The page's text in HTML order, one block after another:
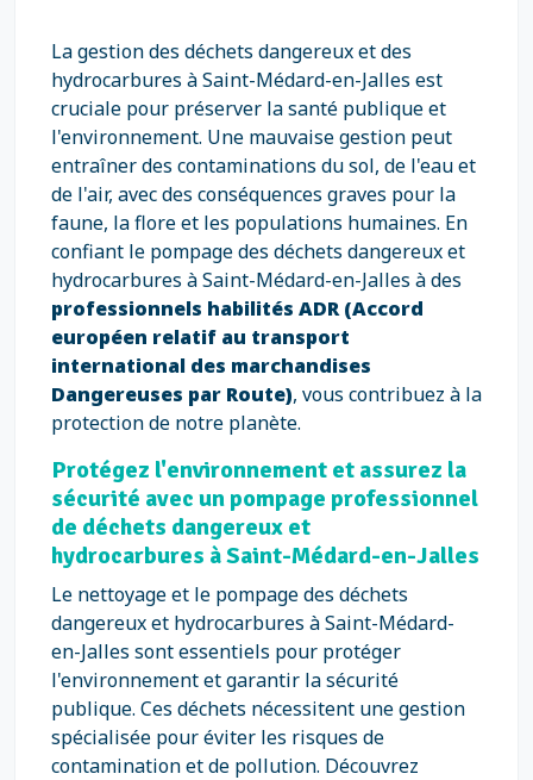
La gestion des déchets dangereux et des
hydrocarbures à Saint-Médard-en-Jalles est
cruciale pour préserver la santé publique et
l'environnement. Une mauvaise gestion peut
entraîner des contaminations du sol, de l'eau et
de l'air, avec des conséquences graves pour la
faune, la flore et les populations humaines. En
confiant le pompage des déchets dangereux et
hydrocarbures à Saint-Médard-en-Jalles à des
professionnels habilités ADR (Accord
européen relatif au transport
international des marchandises
Dangereuses par Route), vous contribuez à la
protection de notre planète.
Protégez l'environnement et assurez la
sécurité avec un pompage professionnel
de déchets dangereux et
hydrocarbures à Saint-Médard-en-Jalles
Le nettoyage et le pompage des déchets
dangereux et hydrocarbures à Saint-Médard-
en-Jalles sont essentiels pour protéger
l'environnement et garantir la sécurité
publique. Ces déchets nécessitent une gestion
spécialisée pour éviter les risques de
contamination et de pollution. Découvrez